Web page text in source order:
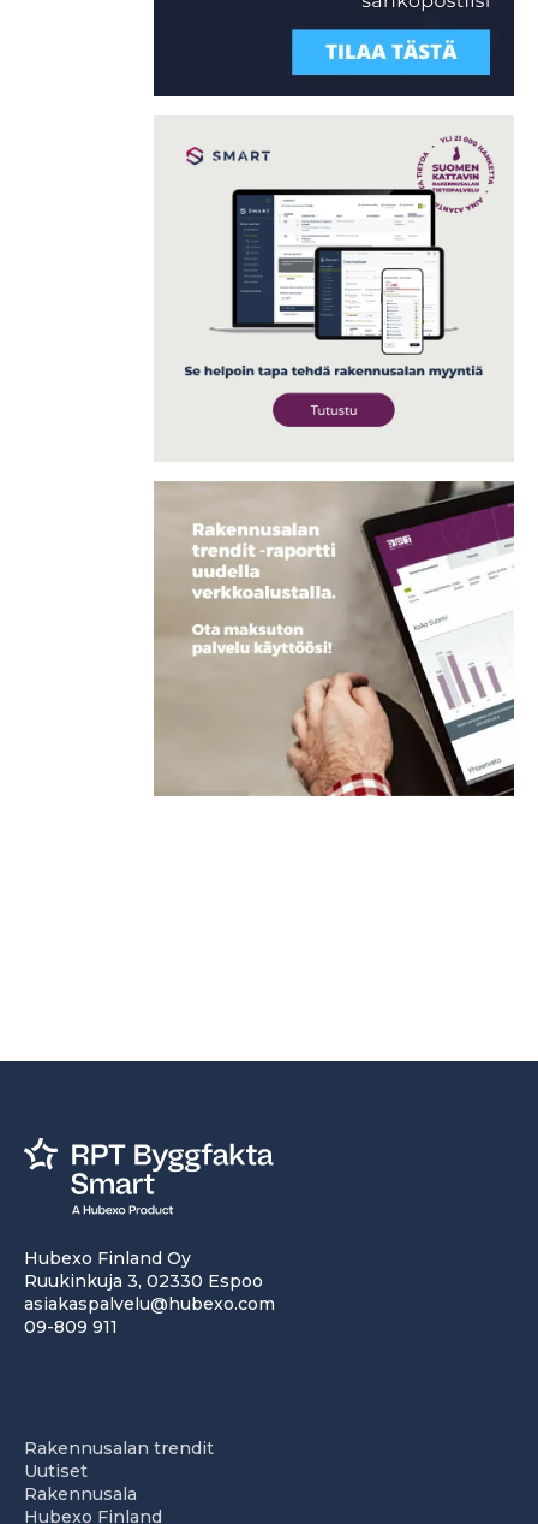
Hubexo Finland Oy
Ruukinkuja 3, 02330 Espoo
asiakaspalvelu@hubexo.com
09-809 911
Rakennusalan trendit
Uutiset
Rakennusala
Hubexo Finland